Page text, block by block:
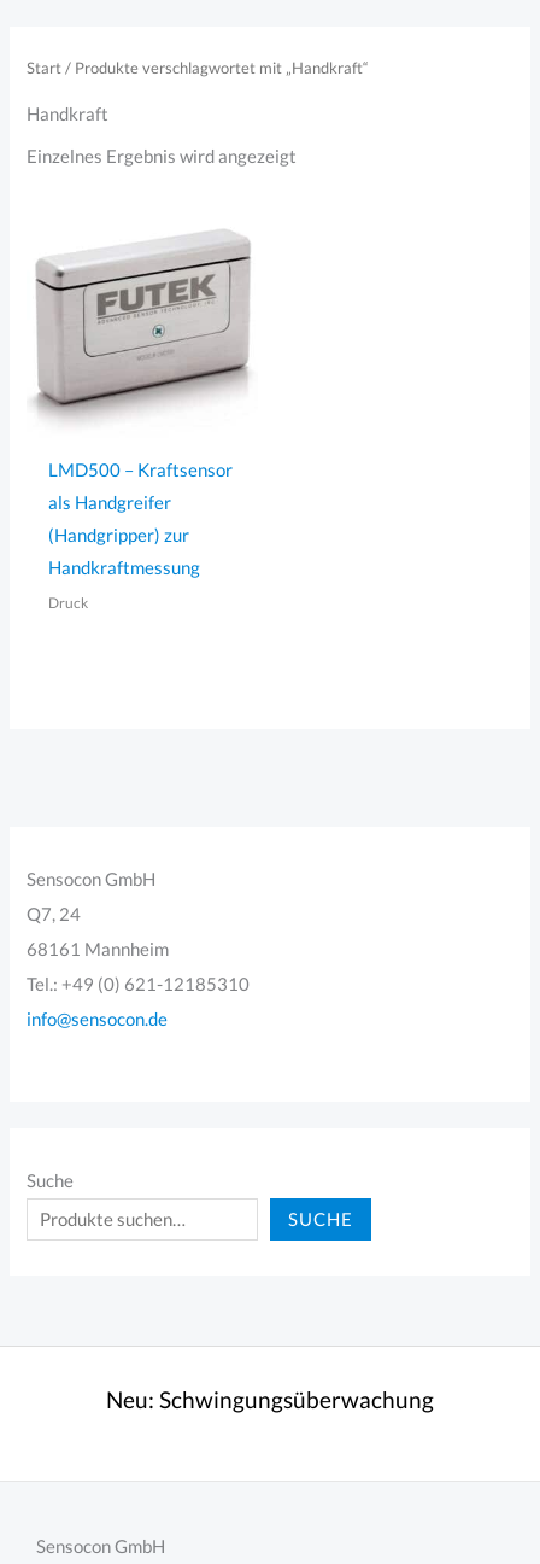
springen
Sensocon GmbH
Q7, 24
68161 Mannheim
Tel.: +49 (0) 621-12185310
info@sensocon.de
Suche
SUCHE
Start / Produkte verschlagwortet mit „Handkraft“
Handkraft
Einzelnes Ergebnis wird angezeigt
LMD500 – Kraftsensor
als Handgreifer
(Handgripper) zur
Handkraftmessung
Druck
Neu: Schwingungsüberwachung
Sensocon GmbH